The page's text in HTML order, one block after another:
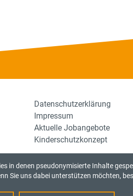
in denen pseudonymisierte Inhalte
Sie uns dabei unterstützen möchten,
Datenschutzerklärung
Impressum
Aktuelle Jobangebote
Kinderschutzkonzept